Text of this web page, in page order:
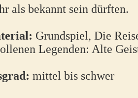
als bekannt sein dürften.
Grundspiel, Die
Legenden: Alte
mittel bis schwer